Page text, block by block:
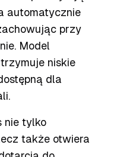
automatycznie
przy
Model
niskie
dla
nie tylko
także otwiera